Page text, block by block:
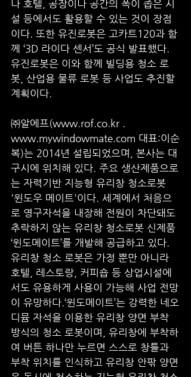
나 호텔, 공장이나 공간의 폭이 좁은 시
설 등에서도 활용할 수 있는 것이 장점
이다. 또한 유진로봇은 고카트120과 함
께 ‘3D 라이다 센서’도 공식 발표했다.
유진로봇은 이와 함께 빌딩용 청소 로
봇, 산업용 물류 로봇 등 사업도 추진할
계획이다.
㈜알에프(www.rof.co.kr .
www.mywindowmate.com 대표:이순
복)는 2014년 설립되었으며, 본사는 대
구시에 위치해 있다. 주요 생산제품으로
는 자력기반 지능형 유리창 청소로봇
'윈도우 메이트'이다. 세계에서 처음으
로 영구자석을 내장해 전원이 차단돼도
추락하지 않는 유리창 청소로봇 신제품
‘윈도메이트’를 개발해 공급하고 있다.
유리창 청소 로봇은 가정 뿐만 아니라
호텔, 레스토랑, 커피숍 등 상업시설에
서도 유용하게 사용이 가능해 사업 전망
이 유망하다.‘윈도메이트’는 강력한 네오
디뮴 자석을 이용한 유리창 양면 부착
방식의 청소 로봇이며, 유리창에 부착하
여 버튼 하나만 누르면 스스로 창틀과
부착 위치를 인식하고 유리창 안팎 양면